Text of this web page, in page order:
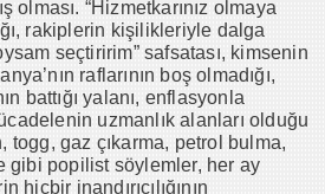
olması. “Hizmetkarınız olmaya
rakiplerin kişilikleriyle dalga
seçtiririm” safsatası, kimsenin
raflarının boş olmadığı,
battığı yalanı, enflasyonla
uzmanlık alanları olduğu
togg, gaz çıkarma, petrol bulma,
gibi popilist söylemler, her ay
hiçbir inandırıcılığının